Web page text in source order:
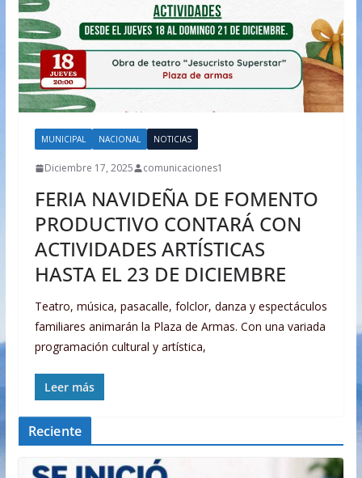
MUNICIPAL NACIONAL NOTICIAS
Diciembre 17, 2025 comunicaciones1
FERIA NAVIDEÑA DE FOMENTO
PRODUCTIVO CONTARÁ CON
ACTIVIDADES ARTÍSTICAS
HASTA EL 23 DE DICIEMBRE
Teatro, música, pasacalle, folclor, danza y espectáculos
familiares animarán la Plaza de Armas. Con una variada
programación cultural y artística,
Leer más
Reciente